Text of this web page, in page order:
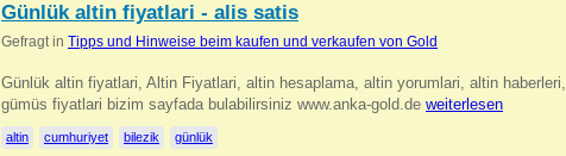
Günlük altin fiyatlari - alis satis
Gefragt in Tipps und Hinweise beim kaufen und verkaufen von Gold
Günlük altin fiyatlari, Altin Fiyatlari, altin hesaplama, altin yorumlari, altin haberleri,
gümüs fiyatlari bizim sayfada bulabilirsiniz www.anka-gold.de weiterlesen
altin cumhuriyet bilezik günlük